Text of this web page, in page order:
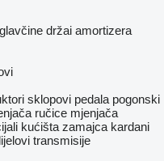
držai amortizera
sklopovi pedala pogonski
ručice mjenjača
kućišta zamajca kardani
transmisije